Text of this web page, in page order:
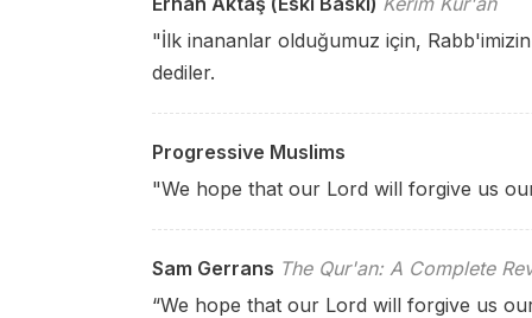
"İlk inananlar olduğumuz için, Rabb'imizin
dediler.
Progressive Muslims
"We hope that our Lord will forgive us
Sam Gerrans The Qur'an: A Complete
“We hope that our Lord will forgive us